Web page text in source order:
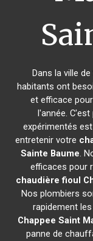
Dans la ville de
habitants ont
et efficace
l'année.
expérimentés
entretenir votre
Sainte Baume.
efficaces pour
chaudière fioul
Nos plombiers
rapidement
Chappee Saint
panne de